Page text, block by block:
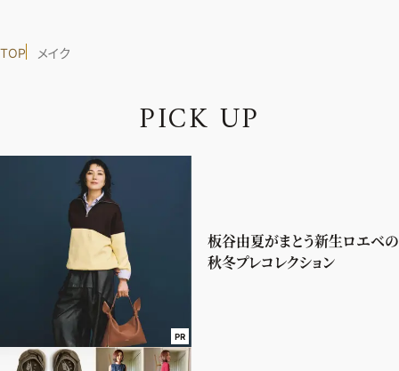
TOP メイク
PICK UP
PR
板谷由夏がまとう新生ロエベの
秋冬プレコレクション